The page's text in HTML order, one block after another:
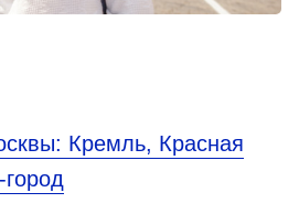
Кремль, Красная